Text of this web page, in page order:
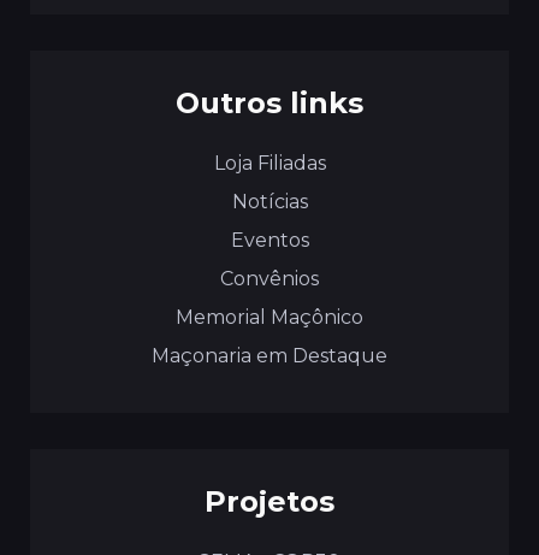
Outros links
Loja Filiadas
Notícias
Eventos
Convênios
Memorial Maçônico
Maçonaria em Destaque
Projetos